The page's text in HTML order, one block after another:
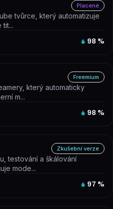
Placené
tvůrce, který automatizuje
98 %
Freemium
který automaticky
m...
98 %
Zkušební verze
testování a škálování
mode...
97 %